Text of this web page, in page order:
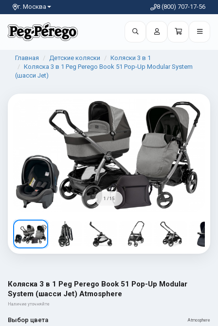
г. Москва 8 (800) 707-17-56
Главная Детские коляски
Коляски 3 в 1
Коляска 3 в 1 Peg Perego Book 51 Pop-Up Modular System
(шасси Jet)
1 / 15
Коляска 3 в 1 Peg Perego Book 51 Pop-Up Modular
System (шасси Jet) Atmosphere
Наличие уточняйте
Выбор цвета Atmosphere